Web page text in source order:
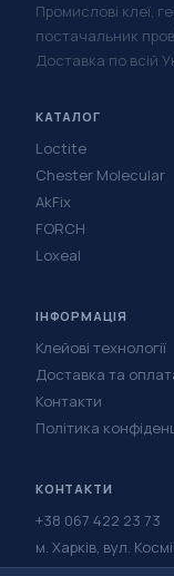
Промислові клеї,
постачальник
Доставка по всій
КАТАЛОГ
Loctite
Chester Molecular
AkFix
FORCH
Loxeal
ІНФОРМАЦІЯ
Клейові технології
Доставка та
Контакти
Політика
КОНТАКТИ
+38 067 422 23 73
м. Харків, вул.